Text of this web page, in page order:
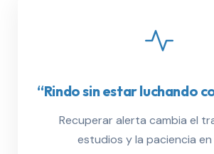
“Rindo sin estar luchando
Recuperar alerta cambia el
estudios y la paciencia en